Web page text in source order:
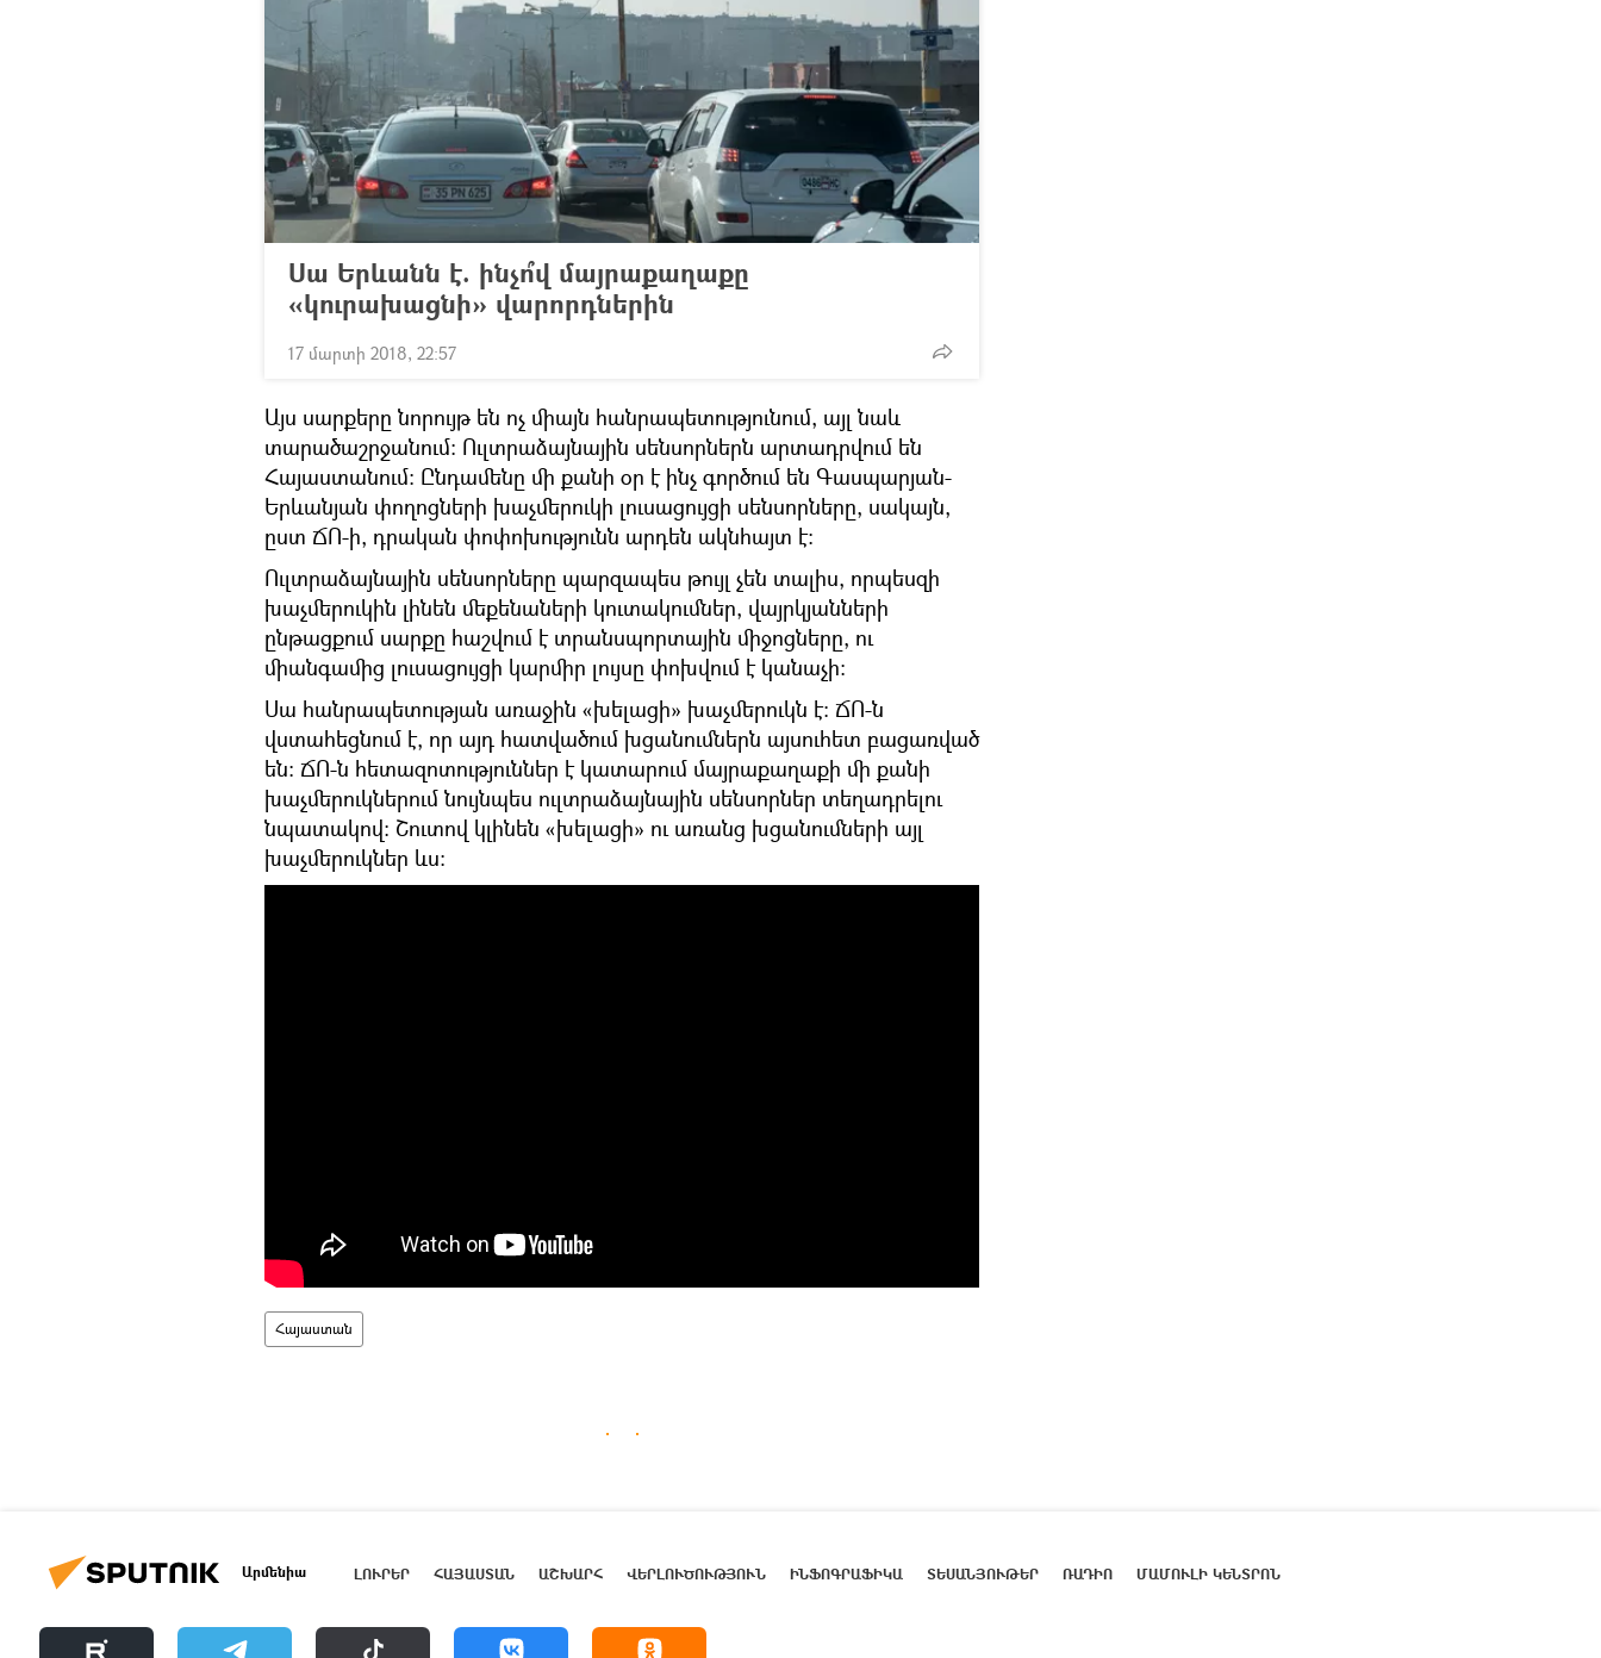
Սա Երևանն է. ինչո՞վ մայրաքաղաքը
«կուրախացնի» վարորդներին
17 մարտի 2018, 22:57
Այս սարքերը նորույթ են ոչ միայն հանրապետությունում, այլ նաև
տարածաշրջանում: Ուլտրաձայնային սենսորներն արտադրվում են
Հայաստանում: Ընդամենը մի քանի օր է ինչ գործում են Գասպարյան-
Երևանյան փողոցների խաչմերուկի լուսացույցի սենսորները, սակայն,
ըստ ՃՈ-ի, դրական փոփոխությունն արդեն ակնհայտ է:
Ուլտրաձայնային սենսորները պարզապես թույլ չեն տալիս, որպեսզի
խաչմերուկին լինեն մեքենաների կուտակումներ, վայրկյանների
ընթացքում սարքը հաշվում է տրանսպորտային միջոցները, ու
միանգամից լուսացույցի կարմիր լույսը փոխվում է կանաչի:
Սա հանրապետության առաջին «խելացի» խաչմերուկն է: ՃՈ-ն
վստահեցնում է, որ այդ հատվածում խցանումներն այսուհետ բացառված
են: ՃՈ-ն հետազոտություններ է կատարում մայրաքաղաքի մի քանի
խաչմերուկներում նույնպես ուլտրաձայնային սենսորներ տեղադրելու
նպատակով: Շուտով կլինեն «խելացի» ու առանց խցանումների այլ
խաչմերուկներ ևս:
Հայաստան
Արմենիա ԼՈՒՐԵՐ ՀԱՅԱՍՏԱՆ ԱՇԽԱՐՀ ՎԵՐԼՈՒԾՈՒԹՅՈՒՆ ԻՆՖՈԳՐԱՖԻԿԱ ՏԵՍԱՆՅՈՒԹԵՐ ՌԱԴԻՈ ՄԱՄՈՒԼԻ ԿԵՆՏՐՈՆ